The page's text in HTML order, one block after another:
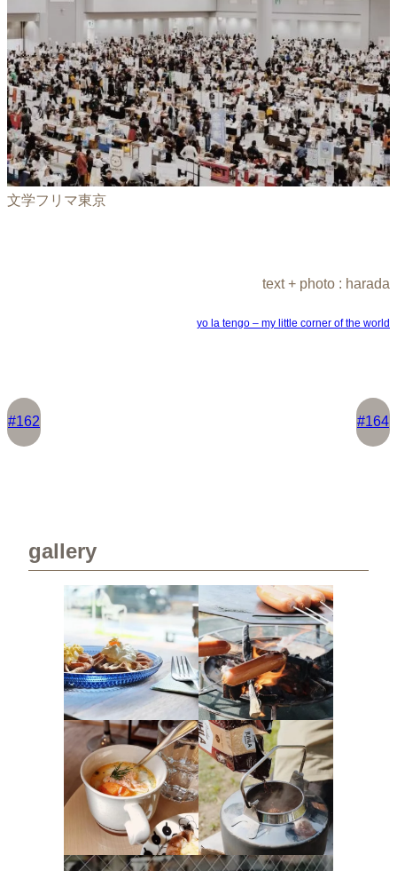
文学フリマ東京
text + photo : harada
yo la tengo – my little corner of the world
#162 #164
gallery